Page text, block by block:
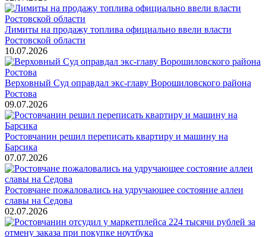
Лимиты на продажу топлива официально ввели власти
Ростовской области
10.07.2026
Верховный Суд оправдал экс-главу Ворошиловского района
Ростова
09.07.2026
Ростовчанин решил переписать квартиру и машину на
Барсика
07.07.2026
Ростовчане пожаловались на удручающее состояние аллеи
славы на Седова
02.07.2026